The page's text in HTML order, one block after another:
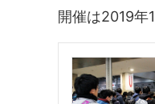
開催は2019年